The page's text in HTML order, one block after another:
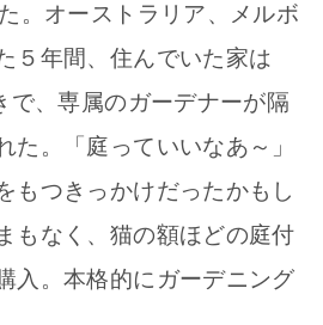
。オーストラリア、メルボ
５年間、住んでいた家は
で、専属のガーデナーが隔
た。「庭っていいなあ～」
もつきっかけだったかもし
もなく、猫の額ほどの庭付
入。本格的にガーデニング